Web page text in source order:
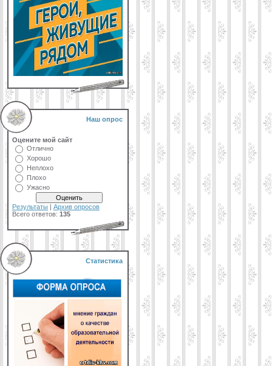
Наш опрос
Оцените мой сайт
Отлично
Хорошо
Неплохо
Плохо
Ужасно
Результаты | Архив опросов
Всего ответов: 135
Статистика